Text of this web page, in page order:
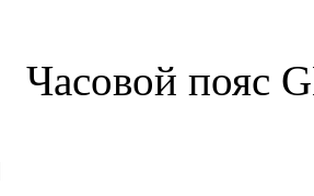
Часовой пояс